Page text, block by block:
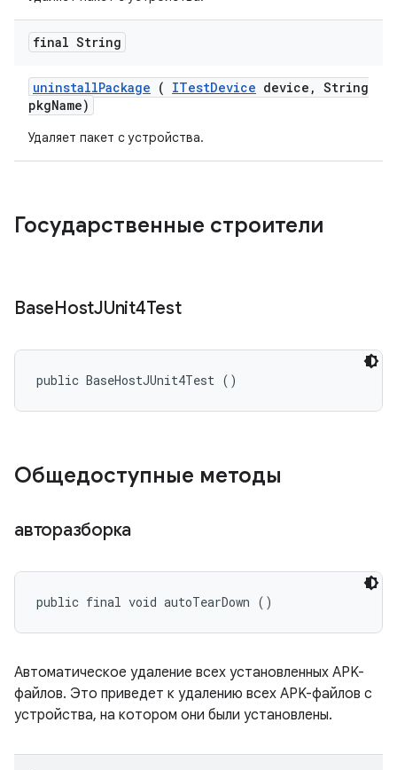
final String
uninstallPackage ( ITestDevice device , String
pkgName)
Удаляет пакет с устройства.
Государственные строители
BaseHostJUnit4Test
public BaseHostJUnit4Test ()
Общедоступные методы
авторазборка
public final void autoTearDown ()
Автоматическое удаление всех установленных APK-
файлов. Это приведет к удалению всех APK-файлов с
устройства, на котором они были установлены.